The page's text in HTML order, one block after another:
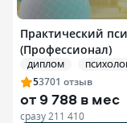
Практический
(Профессионал)
ДИПЛОМ
53701 отзыв
от9 788 в мес
сразу 211 410